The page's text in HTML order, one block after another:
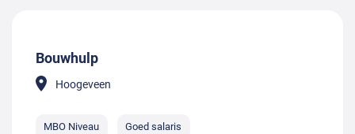
Bouwhulp
Hoogeveen
MBO Niveau Goed salaris